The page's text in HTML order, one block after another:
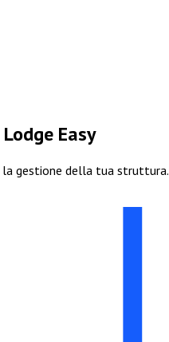
Easy
la gestione della tua struttura.